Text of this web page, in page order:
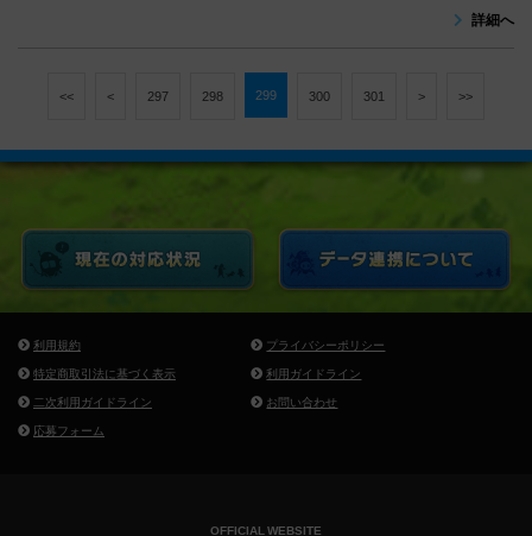
詳細へ
<< < 297 298 299 300 301 > >>
利用規約
プライバシーポリシー
特定商取引法に基づく表示
利用ガイドライン
二次利用ガイドライン
お問い合わせ
応募フォーム
OFFICIAL WEBSITE